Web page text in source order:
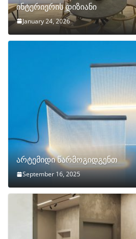
ინტერიერის დიზიანი
January 24, 2026
არტემიდი წარმოგიდგენთ
September 16, 2025